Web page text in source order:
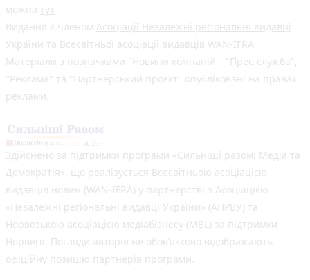
можна тут
Видання є членом Асоціації Незалежні регіональні видавці
України та Всесвітньої асоціації видавців WAN-IFRA
Матеріали з позначками "Новини компаній", "Прес-служба",
"Реклама" та "Партнерський проєкт" опубліковані на правах
реклами.
Здійснено за підтримки програми «Сильніші разом: Медіа та
Демократія», що реалізується Всесвітньою асоціацією
видавців новин (WAN-IFRA) у партнерстві з Асоціацією
«Незалежні регіональні видавці України» (АНРВУ) та
Норвезькою асоціацією медіабізнесу (MBL) за підтримки
Норвегії. Погляди авторів не обов’язково відображають
офіційну позицію партнерів програми.